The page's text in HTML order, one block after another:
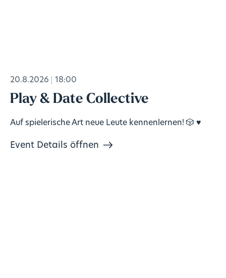
20.8.2026 18:00
Play & Date Collective
Auf spielerische Art neue Leute kennenlernen! 🎲 ♥️
Event Details öffnen